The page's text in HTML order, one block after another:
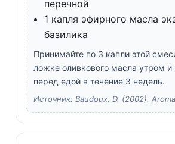
перечной
1 капля эфирного масла
базилика
Принимайте по 3 капли этой
ложке оливкового масла утром и
перед едой в течение 3 недель.
Источник: Baudoux, D. (2002).